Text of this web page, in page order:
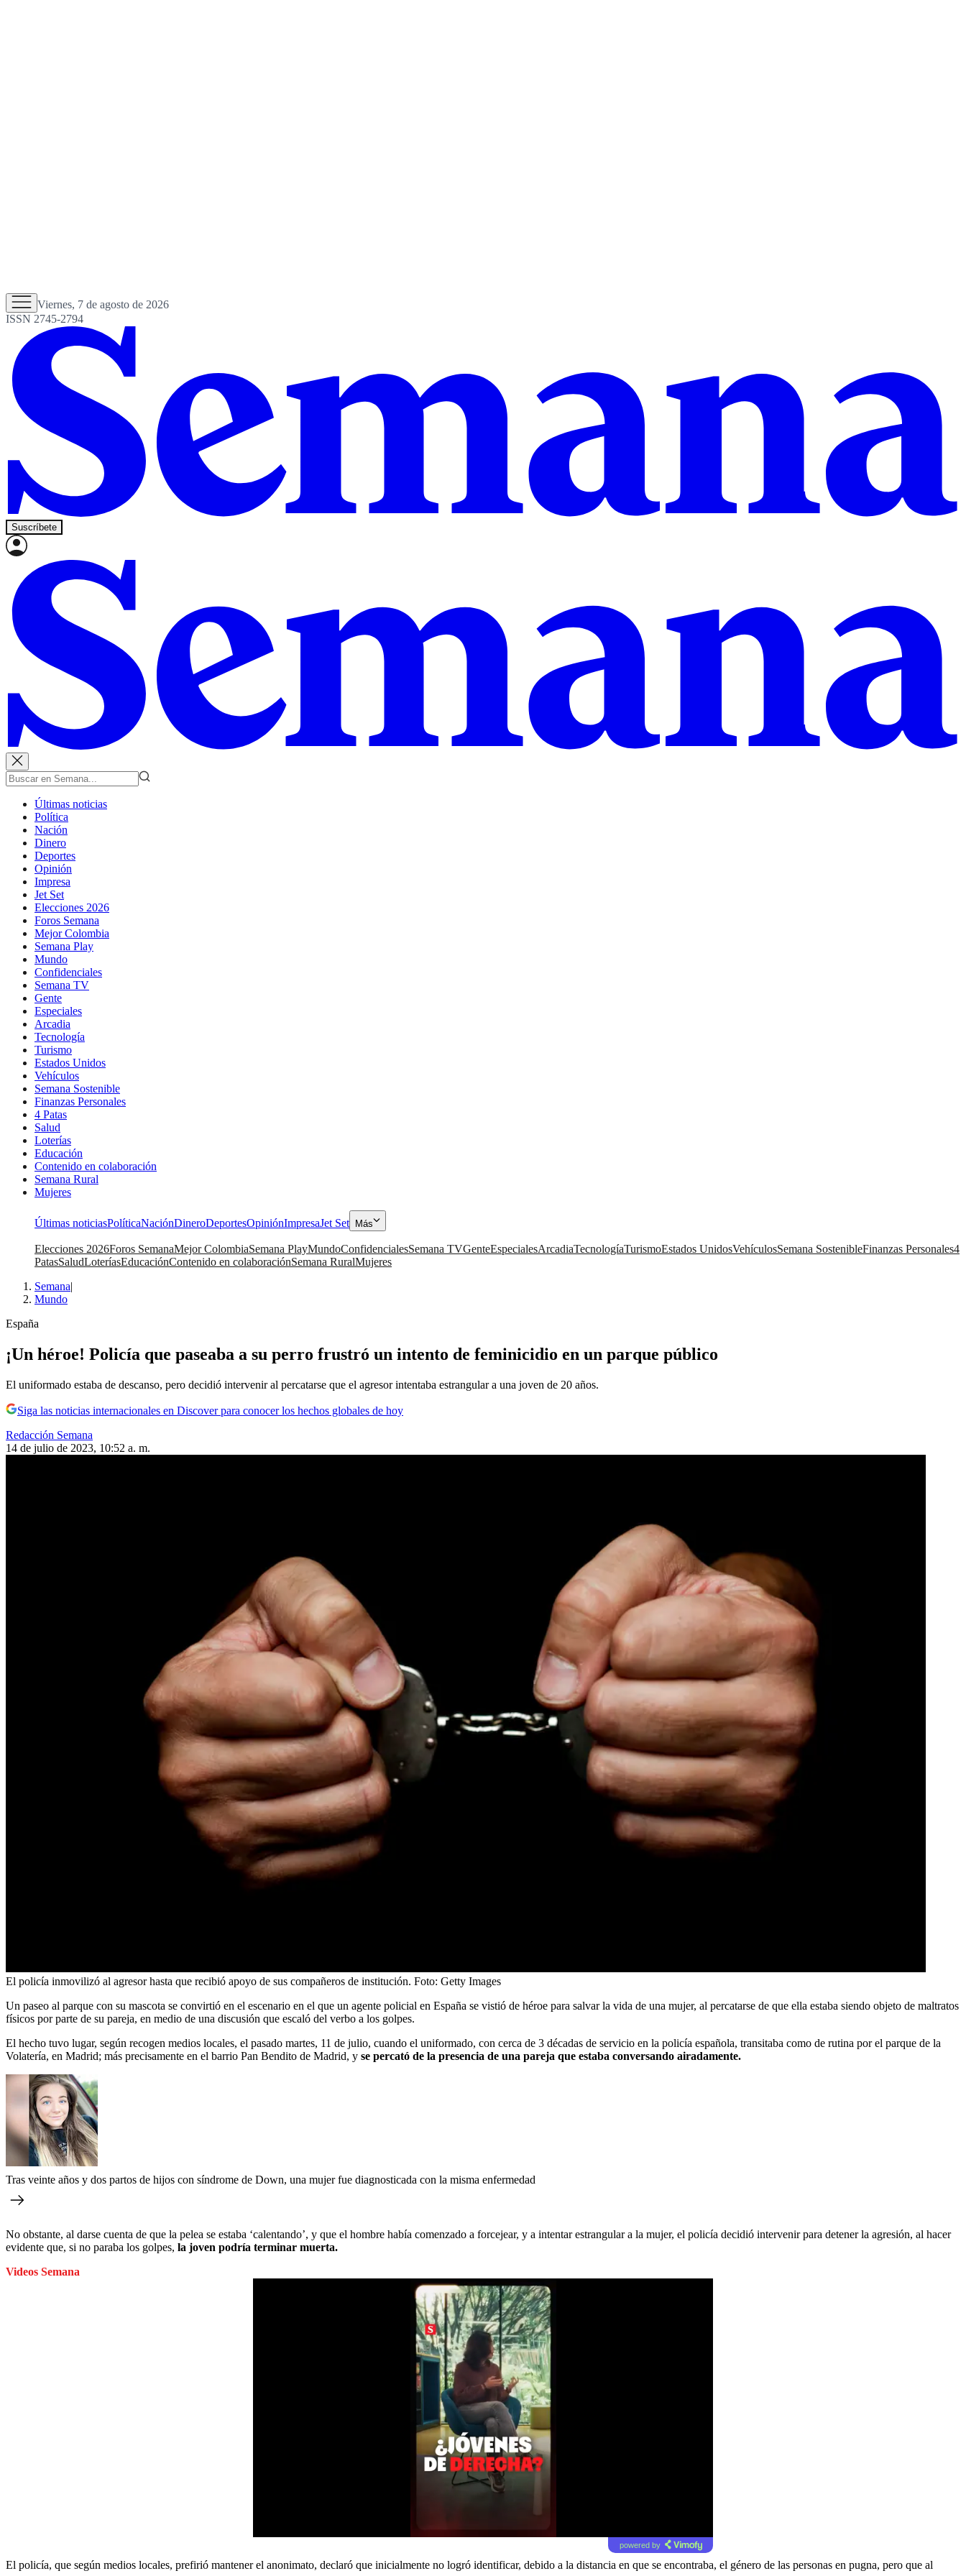
Viernes, 7 de agosto de 2026
ISSN 2745-2794
Suscríbete
Últimas noticias
Política
Nación
Dinero
Deportes
Opinión
Impresa
Jet Set
Elecciones 2026
Foros Semana
Mejor Colombia
Semana Play
Mundo
Confidenciales
Semana TV
Gente
Especiales
Arcadia
Tecnología
Turismo
Estados Unidos
Vehículos
Semana Sostenible
Finanzas Personales
4 Patas
Salud
Loterías
Educación
Contenido en colaboración
Semana Rural
Mujeres
Últimas noticiasPolíticaNaciónDineroDeportesOpiniónImpresaJet Set Más
Elecciones 2026Foros SemanaMejor ColombiaSemana PlayMundoConfidencialesSemana TVGenteEspecialesArcadiaTecnologíaTurismoEstados UnidosVehículosSemana SostenibleFinanzas Personales4
PatasSaludLoteríasEducaciónContenido en colaboraciónSemana RuralMujeres
Semana|
Mundo
España
¡Un héroe! Policía que paseaba a su perro frustró un intento de feminicidio en un parque público
El uniformado estaba de descanso, pero decidió intervenir al percatarse que el agresor intentaba estrangular a una joven de 20 años.
Siga las noticias internacionales en Discover para conocer los hechos globales de hoy
Redacción Semana
14 de julio de 2023, 10:52 a. m.
El policía inmovilizó al agresor hasta que recibió apoyo de sus compañeros de institución. Foto: Getty Images
Un paseo al parque con su mascota se convirtió en el escenario en el que un agente policial en España se vistió de héroe para salvar la vida de una mujer, al percatarse de que ella estaba siendo objeto de maltratos
físicos por parte de su pareja, en medio de una discusión que escaló del verbo a los golpes.
El hecho tuvo lugar, según recogen medios locales, el pasado martes, 11 de julio, cuando el uniformado, con cerca de 3 décadas de servicio en la policía española, transitaba como de rutina por el parque de la
Volatería, en Madrid; más precisamente en el barrio Pan Bendito de Madrid, y se percató de la presencia de una pareja que estaba conversando airadamente.
Tras veinte años y dos partos de hijos con síndrome de Down, una mujer fue diagnosticada con la misma enfermedad
No obstante, al darse cuenta de que la pelea se estaba ‘calentando’, y que el hombre había comenzado a forcejear, y a intentar estrangular a la mujer, el policía decidió intervenir para detener la agresión, al hacer
evidente que, si no paraba los golpes, la joven podría terminar muerta.
Videos Semana
powered by
El policía, que según medios locales, prefirió mantener el anonimato, declaró que inicialmente no logró identificar, debido a la distancia en que se encontraba, el género de las personas en pugna, pero que al